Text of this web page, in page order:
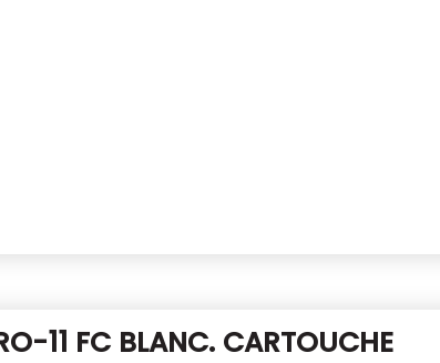
11 FC BLANC. CARTOUCHE